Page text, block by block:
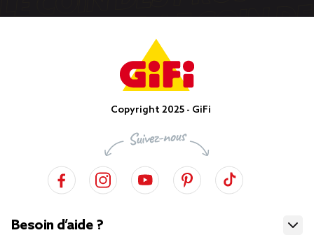
Copyright 2025 - GiFi
Besoin d’aide ?